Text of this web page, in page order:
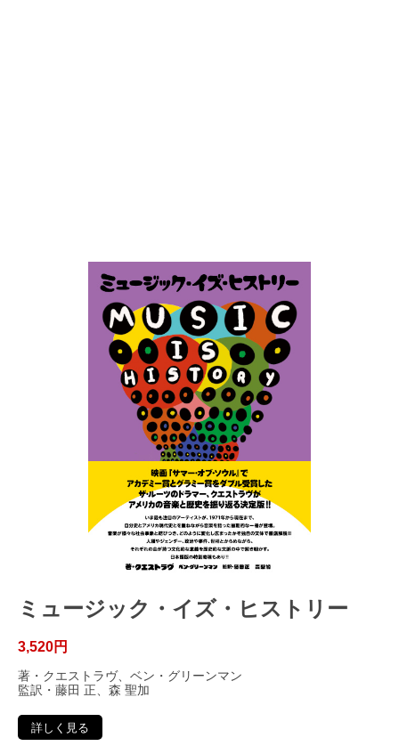
ミュージック・イズ・ヒストリー
3,520円
著・クエストラヴ、ベン・グリーンマン
監訳・藤田 正、森 聖加
詳しく見る